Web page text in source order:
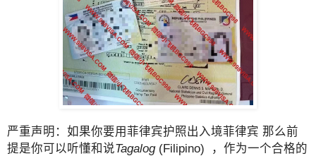
严重声明：如果你要用菲律宾护照出入境菲律宾 那么前
提是你可以听懂和说Tagalog(Filipino) ，作为一个合格的